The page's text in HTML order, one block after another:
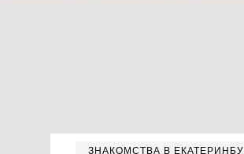
ЗНАКОМСТВА В